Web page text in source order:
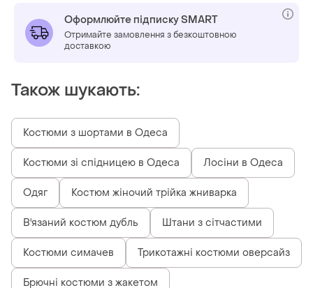
Оформлюйте підписку SMART
Отримайте замовлення з безкоштовною
доставкою
Також шукають:
Костюми з шортами в Одеса
Костюми зі спідницею в Одеса Лосіни в Одеса
Одяг Костюм жіночий трійка жниварка
В'язаний костюм дубль Штани з сітчастими
Костюми симачев Трикотажні костюми оверсайз
Брючні костюми з жакетом